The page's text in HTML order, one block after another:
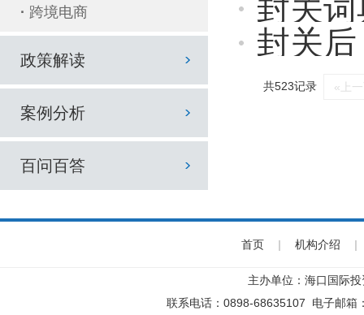
· 跨境电商
政策解读
案例分析
百问百答
封关
封关
共523记录 «上
首页 | 机构介绍 |
主办单位：海口国际
联系电话：0898-68635107 电子邮箱